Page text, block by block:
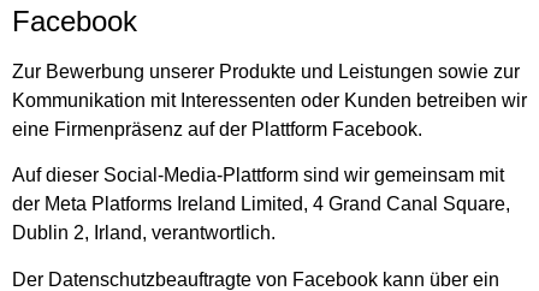
Facebook
Zur Bewerbung unserer Produkte und Leistungen sowie zur
Kommunikation mit Interessenten oder Kunden betreiben wir
eine Firmenpräsenz auf der Plattform Facebook.
Auf dieser Social-Media-Plattform sind wir gemeinsam mit
der Meta Platforms Ireland Limited, 4 Grand Canal Square,
Dublin 2, Irland, verantwortlich.
Der Datenschutzbeauftragte von Facebook kann über ein